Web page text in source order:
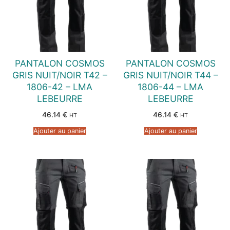
PANTALON COSMOS
GRIS NUIT/NOIR T42 –
1806-42 – LMA
LEBEURRE
46.14 € HT
Ajouter au panier
PANTALON COSMOS
GRIS NUIT/NOIR T44 –
1806-44 – LMA
LEBEURRE
46.14 € HT
Ajouter au panier